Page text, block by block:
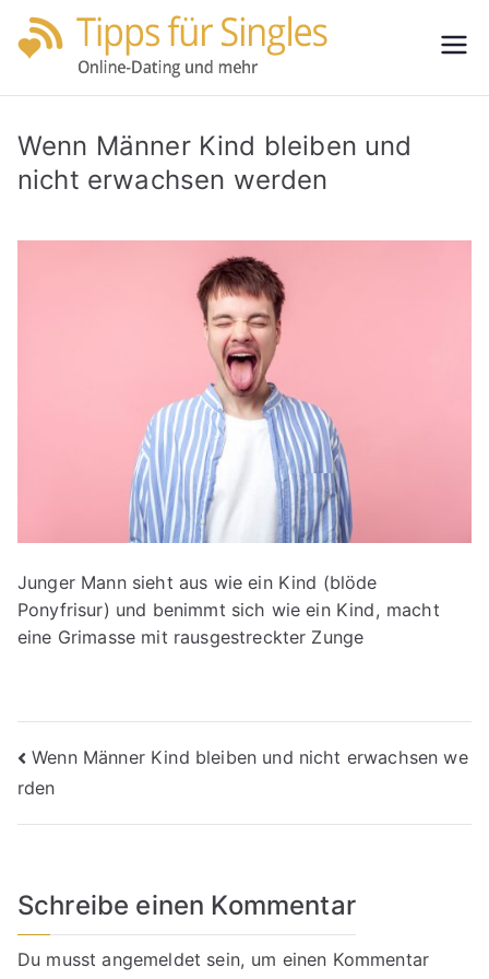
Zum
Inhalt
für
s
Wenn Männer Kind bleiben und
nicht erwachsen werden
Junger Mann sieht aus wie ein Kind (blöde
Ponyfrisur) und benimmt sich wie ein Kind, macht
eine Grimasse mit rausgestreckter Zunge
Beitragsnavigation
Wenn Männer Kind bleiben und nicht erwachsen we
rden
Schreibe einen Kommentar
Du musstangemeldet sein, um einen Kommentar